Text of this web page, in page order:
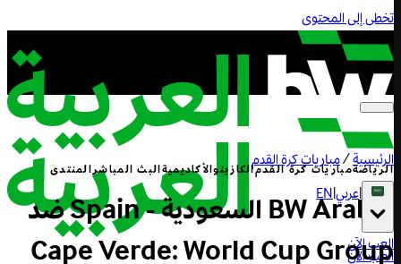
تخطى إلى المحتوى
الرياضةمباريات كرة القدمالكازينوالأكاديميةالبث المباشرالمنتدى
|عربي|
EN
العب الآن
العب الآن
الرئيسية/مباريات كرة القدم
BW Arabia السعودية - Spain ضد
Cape Verde: World Cup Group